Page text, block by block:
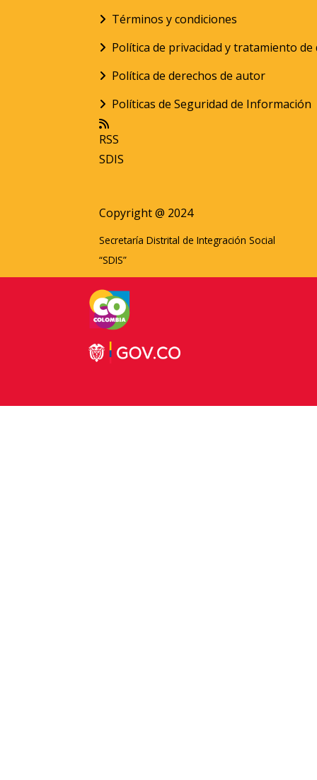
Términos y condiciones
Política de privacidad y tratamiento
Política de derechos de autor
Políticas de Seguridad de Información
RSS
SDIS
Copyright @ 2024
Secretaría Distrital de Integración Social
“SDIS”